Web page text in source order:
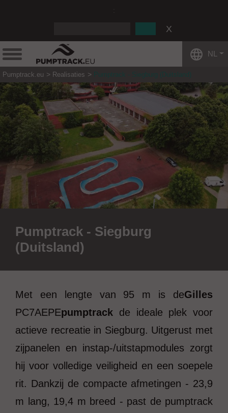
NL
Pumptrack.eu Realisaties Pumptrack - Siegburg (Duitsland)
Pumptrack - Siegburg
(Duitsland)
Met een lengte van 95 m is deGilles
PC7AEPEpumptrack de ideale plek voor
actieve recreatie in Siegburg. Uitgerust met
zijpanelen en instap-/uitstapmodules zorgt
hij voor volledige veiligheid en een soepele
rit. Dankzij de compacte afmetingen - 23,9
m lang, 19,4 m breed - past de pumptrack